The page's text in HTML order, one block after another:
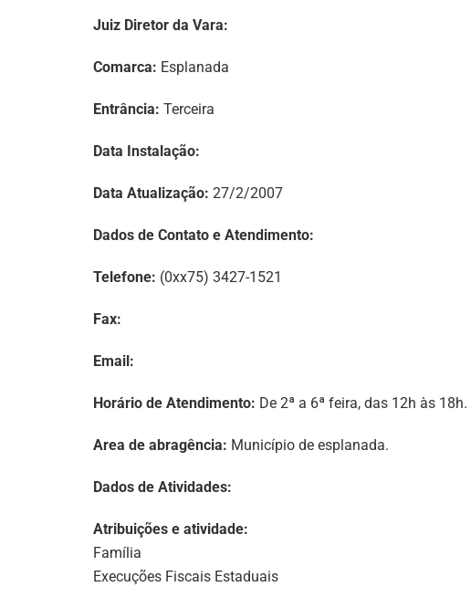
Juiz Diretor da Vara:
Comarca: Esplanada
Entrância: Terceira
Data Instalação:
Data Atualização: 27/2/2007
Dados de Contato e Atendimento:
Telefone: (0xx75) 3427-1521
Fax:
Email:
Horário de Atendimento: De 2ª a 6ª feira, das 12h às 18h.
Area de abragência: Município de esplanada.
Dados de Atividades:
Atribuições e atividade:
Família
Execuções Fiscais Estaduais